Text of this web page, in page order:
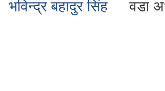
भविन्द्र बहादुर सिंह वडा